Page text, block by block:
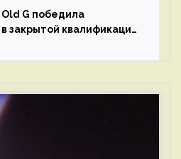
Old G победила
в закрытой квалификации
Западной Европы